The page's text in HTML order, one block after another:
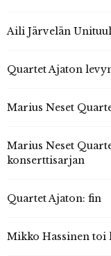
Aili Järvelän
Quartet Ajaton
Marius Neset
Marius Neset
konserttisarjan
Quartet Ajaton: fin
Mikko Hassinen toi